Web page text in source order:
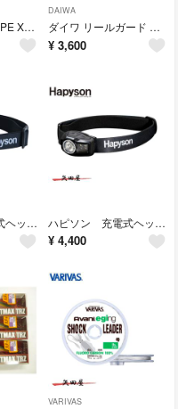
クレハ シーガー PE X8 300m 1号 (8597)
DAIWA
ダイワ リールガード BIG オイル グリス スプレーセット (6795)
¥ 3,600
ハピソン 充電式ヘッドランプ YF-606 (5622) ヘッドランプ チェストライト ハピソン 充電式ヘッドランプ YF-280B (5639) ヘッドランプ チェストライト
¥ 4,400
VARIVAS